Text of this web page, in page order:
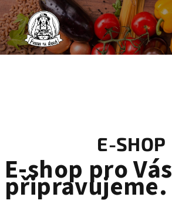
Přejít
na
obsah
E-SHOP
E-shop pro Vás
připravujeme.